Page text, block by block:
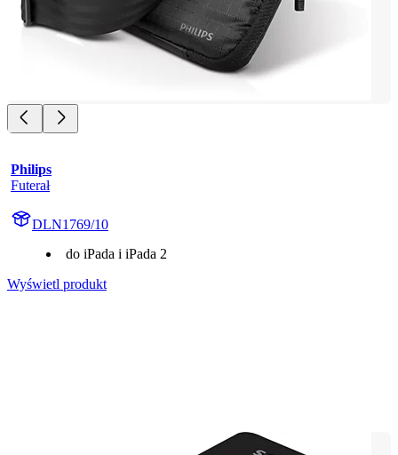
Philips
Futerał
DLN1769/10
do iPada i iPada 2
Wyświetl produkt